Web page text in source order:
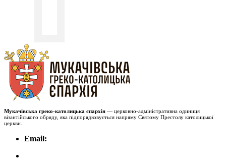
Мукачівська греко-католицька єпархія — церковно-адміністративна одиниця
візантійського обряду, яка підпорядковується напряму Святому Престолу католицької
церкви.
Email: